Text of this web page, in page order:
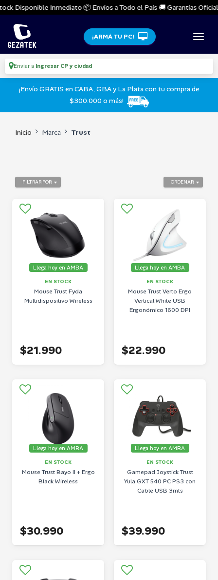
Disponible Inmediato 📦 Envíos a Todo el País 🚚 Garantías
¡ARMÁ TU PC!
Enviar a Ingresar CP y ciudad
¡Envío GRATIS en CABA, GBA y La Plata con tu compra de
$300.000 o más!
Inicio Marca Trust
ORDENAR
FILTRAR POR
Llega hoy en AMBA
EN STOCK
Mouse Trust Fyda
Multidispositivo Wireless
$21.990
Llega hoy en AMBA
EN STOCK
Mouse Trust Verto Ergo
Vertical White USB
Ergonómico 1600 DPI
$22.990
Llega hoy en AMBA
EN STOCK
Mouse Trust Bayo II + Ergo
Black Wireless
$30.990
Llega hoy en AMBA
EN STOCK
Gamepad Joystick Trust
Yula GXT 540 PC PS3 con
Cable USB 3mts
$39.990